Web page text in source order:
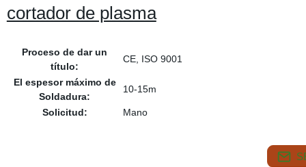
cortador de plasma
Proceso de dar un
título:
CE, ISO 9001
El espesor máximo de
Soldadura:
10-15m
Solicitud: Mano